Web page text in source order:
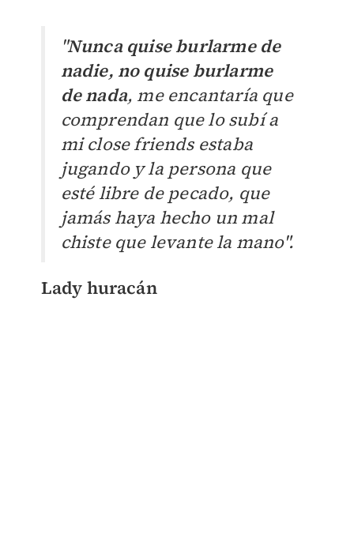
"Nunca quise burlarme de
nadie, no quise burlarme
de nada, me encantaría que
comprendan que lo subí a
mi close friends estaba
jugando y la persona que
esté libre de pecado, que
jamás haya hecho un mal
chiste que levante la mano".
Lady huracán